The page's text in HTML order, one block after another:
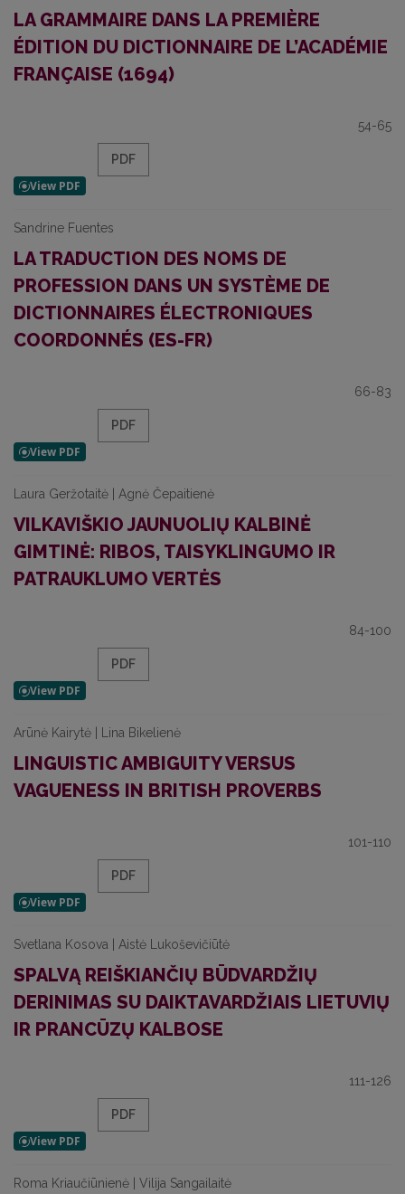
LA GRAMMAIRE DANS LA PREMIÈRE
ÉDITION DU DICTIONNAIRE DE L’ACADÉMIE
FRANÇAISE (1694)
54-65
PDF
Sandrine Fuentes
LA TRADUCTION DES NOMS DE
PROFESSION DANS UN SYSTÈME DE
DICTIONNAIRES ÉLECTRONIQUES
COORDONNÉS (ES-FR)
66-83
PDF
Laura Geržotaitė | Agnė Čepaitienė
VILKAVIŠKIO JAUNUOLIŲ KALBINĖ
GIMTINĖ: RIBOS, TAISYKLINGUMO IR
PATRAUKLUMO VERTĖS
84-100
PDF
Arūnė Kairytė | Lina Bikelienė
LINGUISTIC AMBIGUITY VERSUS
VAGUENESS IN BRITISH PROVERBS
101-110
PDF
Svetlana Kosova | Aistė Lukoševičiūtė
SPALVĄ REIŠKIANČIŲ BŪDVARDŽIŲ
DERINIMAS SU DAIKTAVARDŽIAIS LIETUVIŲ
IR PRANCŪZŲ KALBOSE
111-126
PDF
Roma Kriaučiūnienė | Vilija Sangailaitė